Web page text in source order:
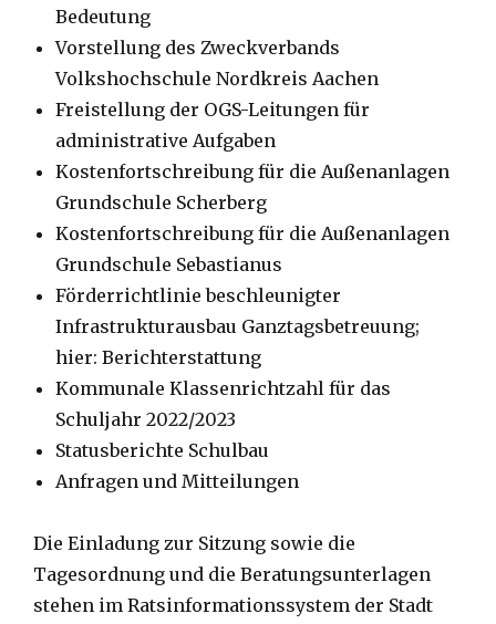
Bedeutung
Vorstellung des Zweckverbands
Volkshochschule Nordkreis Aachen
Freistellung der OGS-Leitungen für
administrative Aufgaben
Kostenfortschreibung für die Außenanlagen
Grundschule Scherberg
Kostenfortschreibung für die Außenanlagen
Grundschule Sebastianus
Förderrichtlinie beschleunigter
Infrastrukturausbau Ganztagsbetreuung;
hier: Berichterstattung
Kommunale Klassenrichtzahl für das
Schuljahr 2022/2023
Statusberichte Schulbau
Anfragen und Mitteilungen
Die Einladung zur Sitzung sowie die
Tagesordnung und die Beratungsunterlagen
stehen im Ratsinformationssystem der Stadt